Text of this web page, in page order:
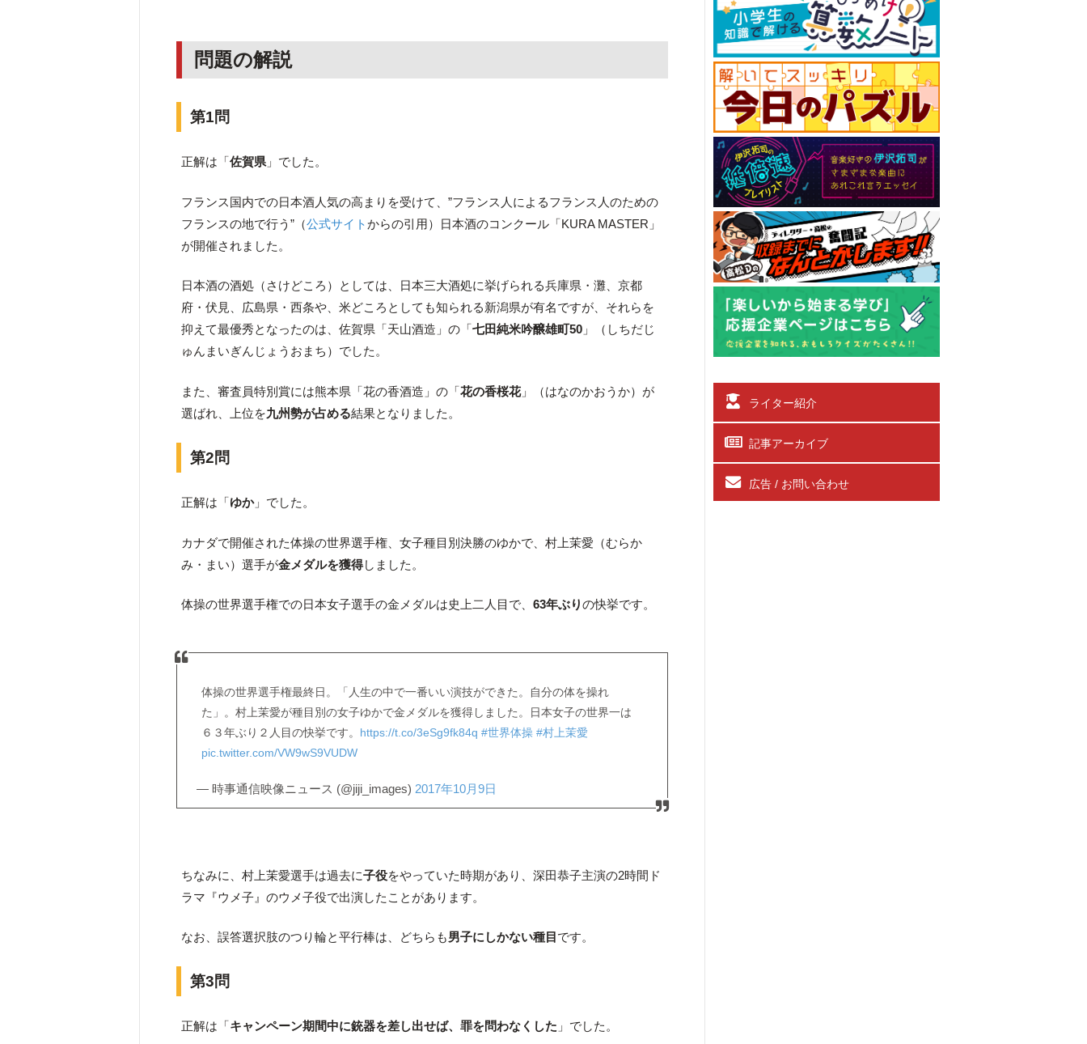
問題の解説
第1問
正解は「佐賀県 」でした。
フランス国内での日本酒人気の高まりを受けて、”フランス人によるフランス人のための
フランスの地で行う”（公式サイトからの引用）日本酒のコンクール「KURA MASTER」
が開催されました。
日本酒の酒処（さけどころ）としては、日本三大酒処に挙げられる兵庫県・灘、京都
府・伏見、広島県・西条や、米どころとしても知られる新潟県が有名ですが、それらを
抑えて最優秀となったのは、佐賀県「天山酒造」の「七田純米吟醸雄町50 」（しちだじ
ゅんまいぎんじょうおまち）でした。
また、審査員特別賞には熊本県「花の香酒造」の「花の香桜花」（はなのかおうか）が
選ばれ、上位を九州勢が占める結果となりました。
第2問
正解は「ゆか」でした。
カナダで開催された体操の世界選手権、女子種目別決勝のゆかで、村上茉愛（むらか
み・まい）選手が金メダルを獲得しました。
体操の世界選手権での日本女子選手の金メダルは史上二人目で、63年ぶりの快挙です。
体操の世界選手権最終日。「人生の中で一番いい演技ができた。自分の体を操れ
た」。村上茉愛が種目別の女子ゆかで金メダルを獲得しました。日本女子の世界一は
６３年ぶり２人目の快挙です。 https://t.co/3eSg9fk84q #世界体操 #村上茉愛
pic.twitter.com/VW9wS9VUDW
— 時事通信映像ニュース (@jiji_images) 2017年10月9日
ちなみに、村上茉愛選手は過去に子役をやっていた時期があり、深田恭子主演の2時間ド
ラマ『ウメ子』のウメ子役で出演したことがあります。
なお、誤答選択肢のつり輪と平行棒は、どちらも男子にしかない種目 です。
第3問
正解は「キャンペーン期間中に銃器を差し出せば、罪を問わなくした 」でした。
ライター紹介
記事アーカイブ
広告 / お問い合わせ